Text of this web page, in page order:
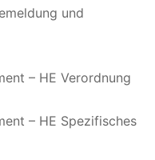
und
– HE Verordnung
– HE Spezifisches